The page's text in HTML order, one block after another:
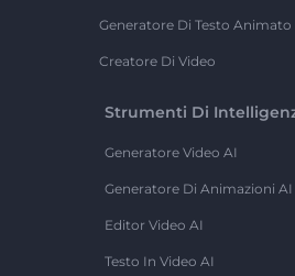
Generatore Di Testo Animato
Creatore Di Video
Strumenti Di
Generatore Video AI
Generatore Di Animazioni AI
Editor Video AI
Testo In Video AI